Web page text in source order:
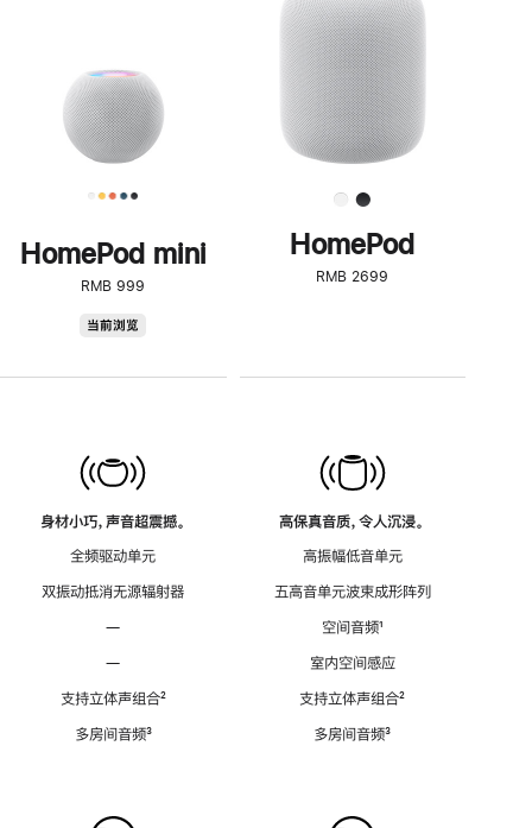
HomePod mini
RMB 999
当前浏览
身材小巧，声音超震撼。
全频驱动单元
双振动抵消无源辐射器
—
—
支持立体声组合脚
²
多房间音频脚
³
了
解
HomePod<
HomePod
RMB 2699
高保真音质，令人沉浸。
高振幅低音单元
五高音单元波束成形阵列
空间音频脚
¹
室内空间感应
支持立体声组合脚
²
多房间音频脚
³